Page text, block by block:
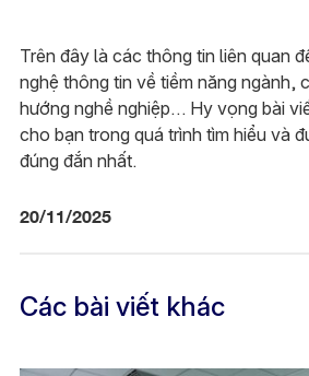
Trên đây là các thông tin liên quan
nghệ thông tin về tiềm năng ngành,
hướng nghề nghiệp… Hy vọng bài
cho bạn trong quá trình tìm hiểu và
đúng đắn nhất.
20/11/2025
Các bài viết khác